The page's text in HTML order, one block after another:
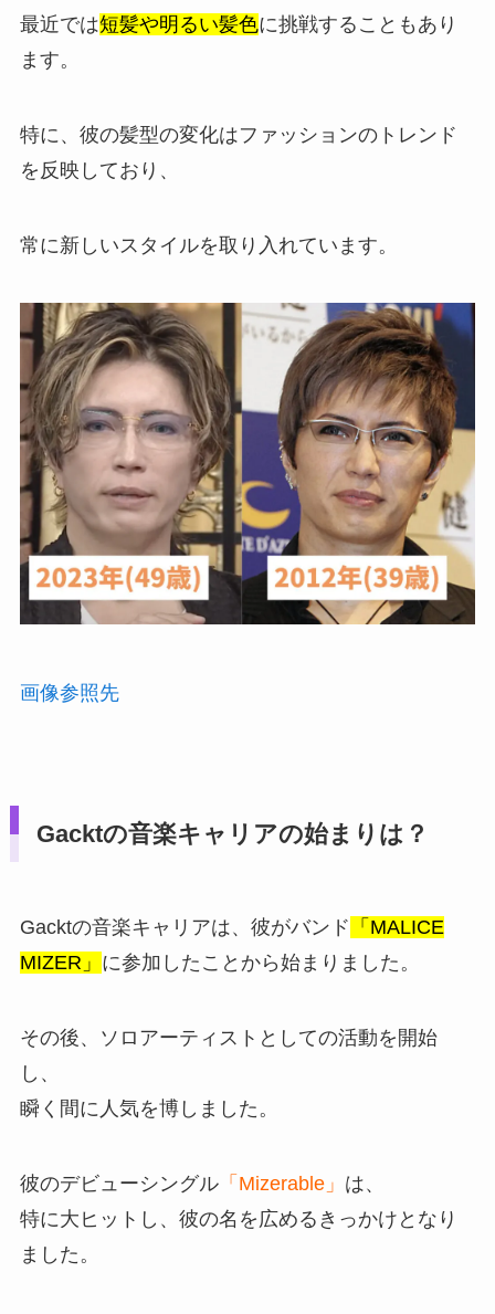
最近では短髪や明るい髪色に挑戦することもあり
ます。
特に、彼の髪型の変化はファッションのトレンド
を反映しており、
常に新しいスタイルを取り入れています。
画像参照先
Gacktの音楽キャリアの始まりは？
Gacktの音楽キャリアは、彼がバンド 「MALICE
MIZER」 に参加したことから始まりました。
その後、ソロアーティストとしての活動を開始
し、
瞬く間に人気を博しました。
彼のデビューシングル「Mizerable」 は、
特に大ヒットし、彼の名を広めるきっかけとなり
ました。